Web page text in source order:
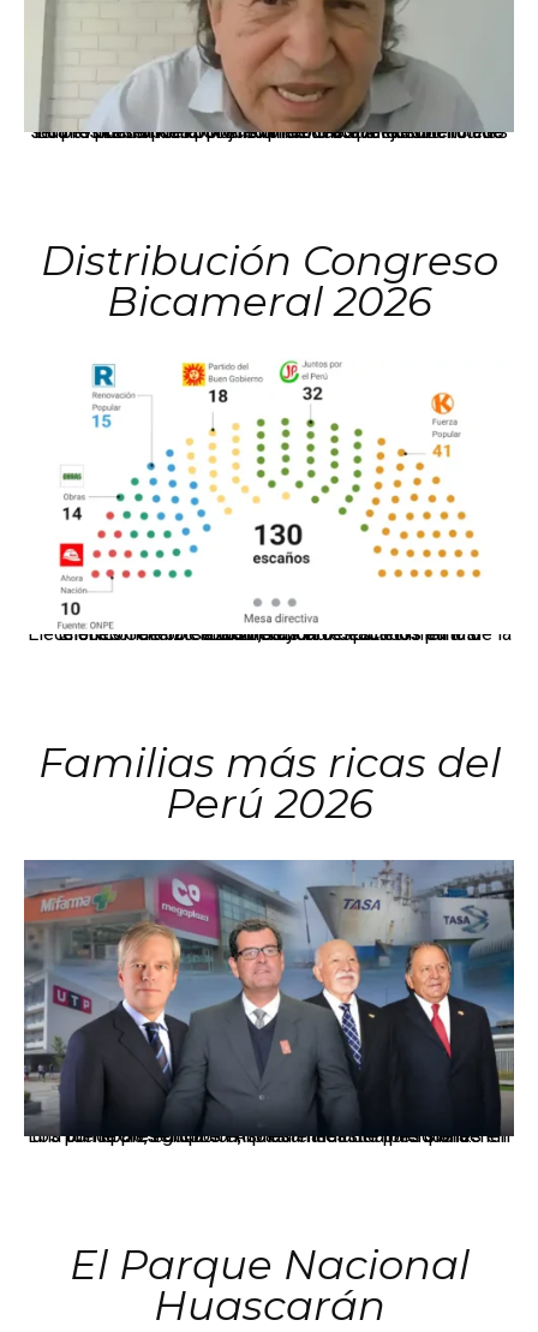
La presidenta Keiko Fujimori informó que la solicitud de indulto presentada por el expresidente Alejandro Toledo será evaluada por la Comisión de Gracias Presidenciales conforme al procedimiento establecido.
Distribución Congreso
Bicameral 2026
El JNE oficializó la distribución de escaños para la elección de 60 senadores y 130 diputados en las Elecciones Generales 2026, tras el restablecimiento de la Bicameralidad.
Familias más ricas del
Perú 2026
Los principales grupos empresariales del país mantienen una fuerte presencia en Áncash mediante inversiones en comercio, educación, salud e industria pesquera.
El Parque Nacional
Huascarán